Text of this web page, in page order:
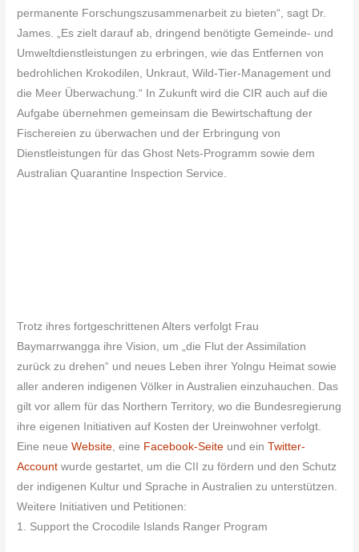
permanente Forschungszusammenarbeit zu bieten“, sagt Dr.
James. „Es zielt darauf ab, dringend benötigte Gemeinde- und
Umweltdienstleistungen zu erbringen, wie das Entfernen von
bedrohlichen Krokodilen, Unkraut, Wild-Tier-Management und
die Meer Überwachung.“ In Zukunft wird die CIR auch auf die
Aufgabe übernehmen gemeinsam die Bewirtschaftung der
Fischereien zu überwachen und der Erbringung von
Dienstleistungen für das Ghost Nets-Programm sowie dem
Australian Quarantine Inspection Service.
Trotz ihres fortgeschrittenen Alters verfolgt Frau
Baymarrwangga ihre Vision, um „die Flut der Assimilation
zurück zu drehen“ und neues Leben ihrer Yolngu Heimat sowie
aller anderen indigenen Völker in Australien einzuhauchen. Das
gilt vor allem für das Northern Territory, wo die Bundesregierung
ihre eigenen Initiativen auf Kosten der Ureinwohner verfolgt.
Eine neueWebsite, eine Facebook-Seite und einTwitter-
Account wurde gestartet, um die CII zu fördern und den Schutz
der indigenen Kultur und Sprache in Australien zu unterstützen.
Weitere Initiativen und Petitionen:
1. Support the Crocodile Islands Ranger Program